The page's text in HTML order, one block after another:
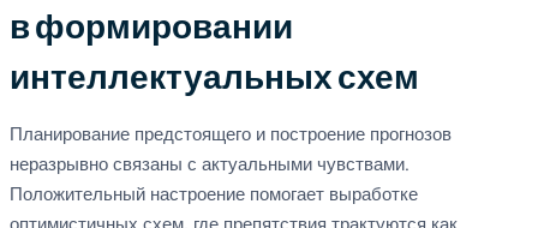
в формировании
интеллектуальных схем
Планирование предстоящего и построение прогнозов
неразрывно связаны с актуальными чувствами.
Положительный настроение помогает выработке